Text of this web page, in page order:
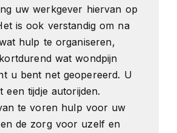
uw werkgever hiervan op
is ook verstandig om na
hulp te organiseren,
wat wondpijn
u bent net geopereerd. U
een tijdje autorijden.
te voren hulp voor uw
de zorg voor uzelf en